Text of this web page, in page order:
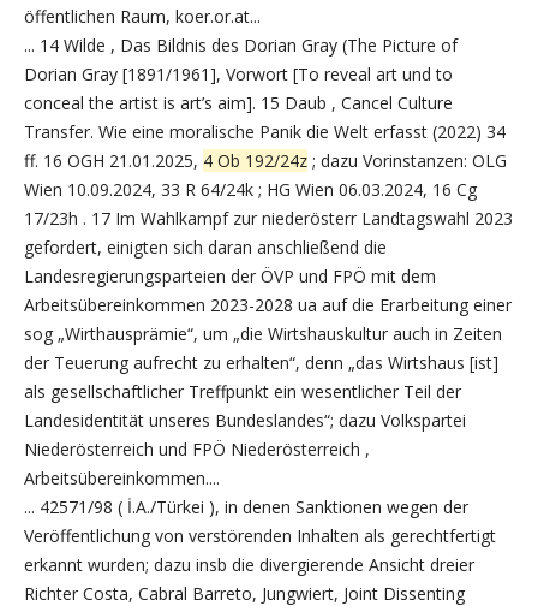
öffentlichen Raum, koer.or.at...
... 14 Wilde , Das Bildnis des Dorian Gray (The Picture of
Dorian Gray [1891/1961], Vorwort [To reveal art und to
conceal the artist is art’s aim]. 15 Daub , Cancel Culture
Transfer. Wie eine moralische Panik die Welt erfasst (2022) 34
ff. 16 OGH 21.01.2025, 4 Ob 192/24z ; dazu Vorinstanzen: OLG
Wien 10.09.2024, 33 R 64/24k ; HG Wien 06.03.2024, 16 Cg
17/23h . 17 Im Wahlkampf zur niederösterr Landtagswahl 2023
gefordert, einigten sich daran anschließend die
Landesregierungsparteien der ÖVP und FPÖ mit dem
Arbeitsübereinkommen 2023-2028 ua auf die Erarbeitung einer
sog „Wirthausprämie“, um „die Wirtshauskultur auch in Zeiten
der Teuerung aufrecht zu erhalten“, denn „das Wirtshaus [ist]
als gesellschaftlicher Treffpunkt ein wesentlicher Teil der
Landesidentität unseres Bundeslandes“; dazu Volkspartei
Niederösterreich und FPÖ Niederösterreich ,
Arbeitsübereinkommen....
... 42571/98 ( İ.A./Türkei ), in denen Sanktionen wegen der
Veröffentlichung von verstörenden Inhalten als gerechtfertigt
erkannt wurden; dazu insb die divergierende Ansicht dreier
Richter Costa, Cabral Barreto, Jungwiert, Joint Dissenting